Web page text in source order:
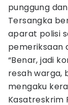
punggung
Tersangka
aparat polisi
pemeriksaan
“Benar, jadi
resah warga,
mengaku
Kasatreskrim